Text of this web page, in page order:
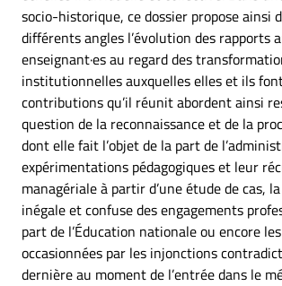
socio-historique, ce dossier propose ainsi
différents angles l’évolution des rapports
enseignant·es au regard des
institutionnelles auxquelles elles et ils
contributions qu’il réunit abordent ainsi
question de la reconnaissance et de la
dont elle fait l’objet de la part de
expérimentations pédagogiques et leur
managériale à partir d’une étude de cas,
inégale et confuse des engagements
part de l’Éducation nationale ou encore
occasionnées par les injonctions
dernière au moment de l’entrée dans le